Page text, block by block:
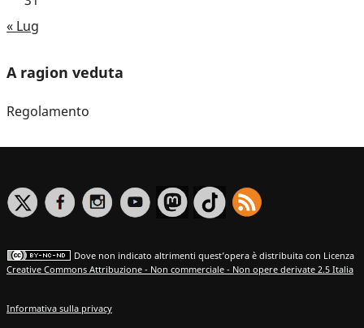
« Lug
A ragion veduta
Regolamento
Dove non indicato altrimenti quest’opera è distribuita con Licenza
Creative Commons Attribuzione - Non commerciale - Non opere derivate 2.5 Italia
Informativa sulla privacy